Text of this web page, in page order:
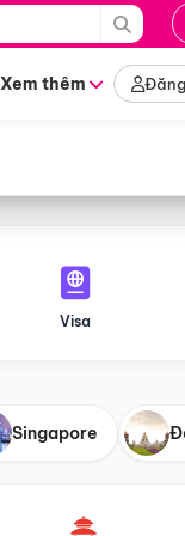
Xem thêm
Visa
Singapore